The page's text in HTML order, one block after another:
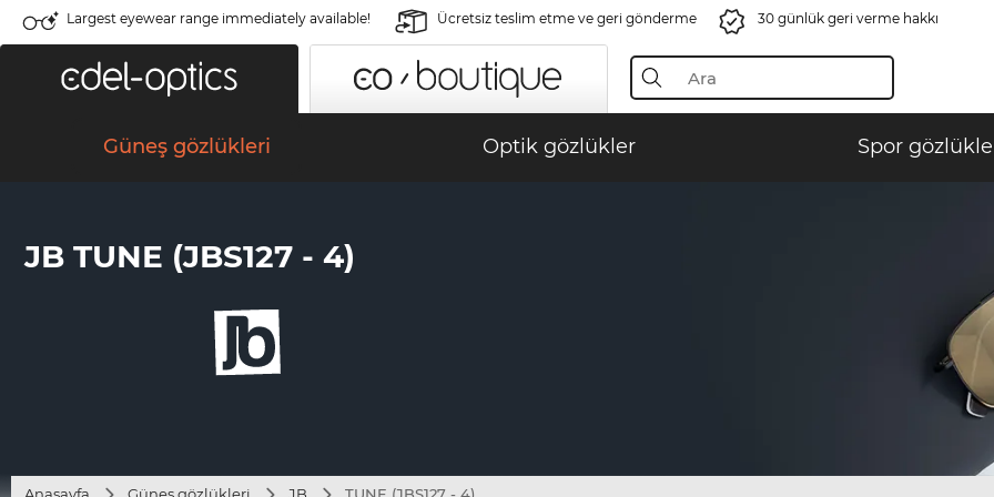
Largest eyewear range immediately available! Ücretsiz teslim etme ve geri gönderme 30 günlük geri verme hakkı
Güneş gözlükleri Optik gözlükler Spor
JB TUNE (JBS127 - 4)